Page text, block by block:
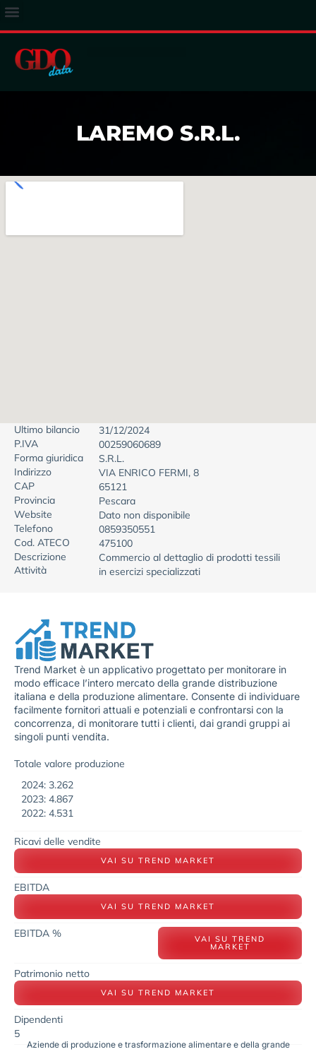
LAREMO S.R.L.
Ultimo bilancio
31/12/2024
P.IVA
00259060689
Forma giuridica
S.R.L.
Indirizzo
VIA ENRICO FERMI, 8
CAP
65121
Provincia
Pescara
Website
Dato non disponibile
Telefono
0859350551
Cod. ATECO
475100
Descrizione
Attività
Commercio al dettaglio di prodotti tessili
in esercizi specializzati
Trend Market è un applicativo progettato per monitorare in
modo efficace l’intero mercato della grande distribuzione
italiana e della produzione alimentare. Consente di individuare
facilmente fornitori attuali e potenziali e confrontarsi con la
concorrenza, di monitorare tutti i clienti, dai grandi gruppi ai
singoli punti vendita.
Totale valore produzione
2024: 3.262
2023: 4.867
2022: 4.531
Ricavi delle vendite
VAI SU TREND MARKET
EBITDA
VAI SU TREND MARKET
EBITDA % VAI SU TREND
MARKET
Patrimonio netto
VAI SU TREND MARKET
Dipendenti
5
Aziende di produzione e trasformazione alimentare e della grande